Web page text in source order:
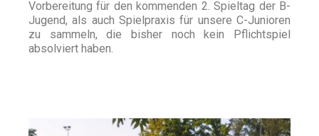
Vorbereitung für den kommenden 2. Spieltag der B-
Jugend, als auch Spielpraxis für unsere C-Junioren
zu sammeln, die bisher noch kein Pflichtspiel
absolviert haben.